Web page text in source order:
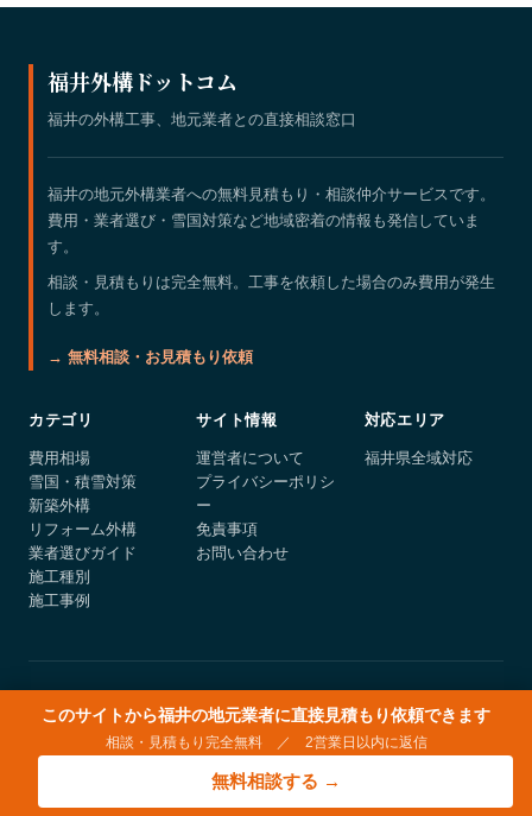
福井外構ドットコム
福井の外構工事、地元業者との直接相談窓口
福井の地元外構業者への無料見積もり・相談仲介サービスです。
費用・業者選び・雪国対策など地域密着の情報も発信していま
す。
相談・見積もりは完全無料。工事を依頼した場合のみ費用が発生
します。
→ 無料相談・お見積もり依頼
カテゴリ
費用相場
雪国・積雪対策
新築外構
リフォーム外構
業者選びガイド
施工種別
施工事例
サイト情報
運営者について
プライバシーポリシ
ー
免責事項
お問い合わせ
対応エリア
福井県全域対応
© 2026 fukui-gaiko.com
このサイトから福井の地元業者に直接見積もり依頼できます
相談・見積もり完全無料 ／ 2営業日以内に返信
無料相談する →